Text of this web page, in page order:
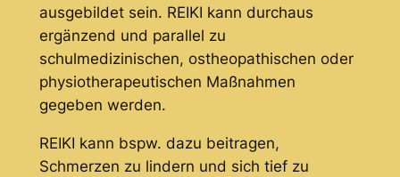
ausgebildet sein. REIKI kann durchaus
ergänzend und parallel zu
schulmedizinischen, ostheopathischen oder
physiotherapeutischen Maßnahmen
gegeben werden.
REIKI kann bspw. dazu beitragen,
Schmerzen zu lindern und sich tief zu